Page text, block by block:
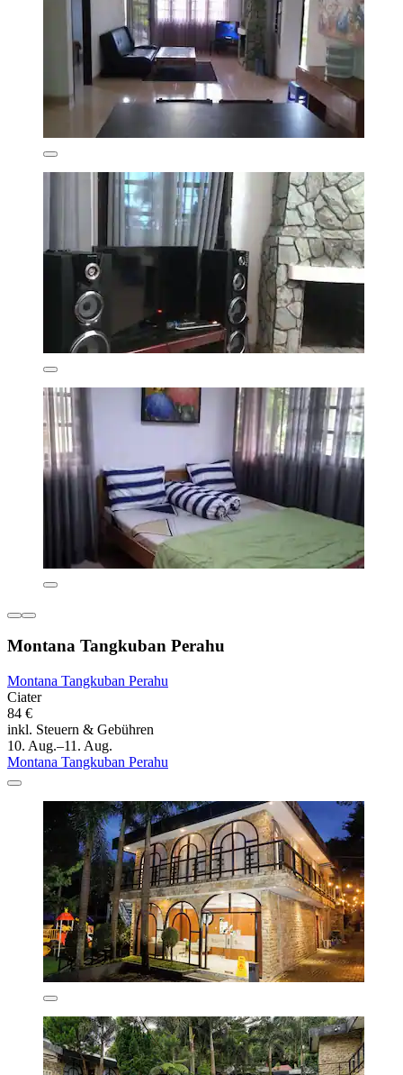
Montana Tangkuban Perahu
Montana Tangkuban Perahu
Ciater
84 €
inkl. Steuern & Gebühren
10. Aug.–11. Aug.
Montana Tangkuban Perahu